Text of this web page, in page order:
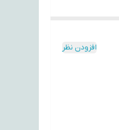
افزودن نظر